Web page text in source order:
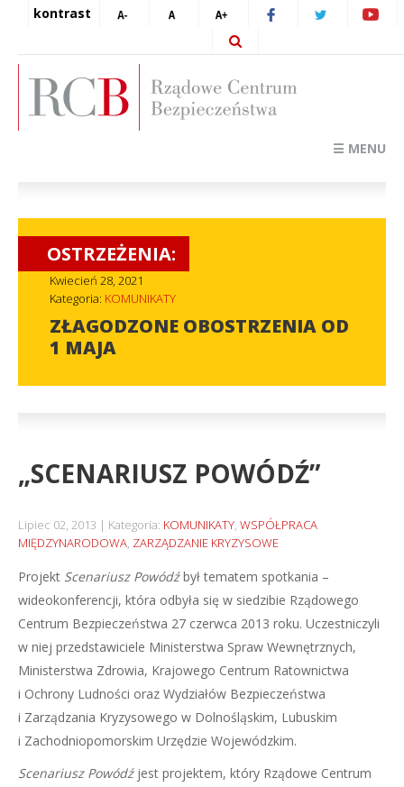
kontrast
☰ MENU
OSTRZEŻENIA:
Kwiecień 28, 2021
Kategoria: KOMUNIKATY
ZŁAGODZONE OBOSTRZENIA OD
1 MAJA
„SCENARIUSZ POWÓDŹ”
Lipiec 02, 2013 Kategoria: KOMUNIKATY, WSPÓŁPRACA
MIĘDZYNARODOWA, ZARZĄDZANIE KRYZYSOWE
Projekt Scenariusz Powódźbył tematem spotkania –
wideokonferencji, która odbyła się w siedzibie Rządowego
Centrum Bezpieczeństwa 27 czerwca 2013 roku. Uczestniczyli
w niej przedstawiciele Ministerstwa Spraw Wewnętrznych,
Ministerstwa Zdrowia, Krajowego Centrum Ratownictwa
i Ochrony Ludności oraz Wydziałów Bezpieczeństwa
i Zarządzania Kryzysowego w Dolnośląskim, Lubuskim
i Zachodniopomorskim Urzędzie Wojewódzkim.
Scenariusz Powódź jest projektem, który Rządowe Centrum